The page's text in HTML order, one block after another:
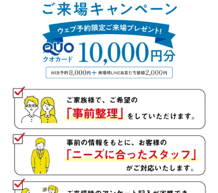
年
■問１５.現在の借り入れ状況についてお聞かせください
種類
その他